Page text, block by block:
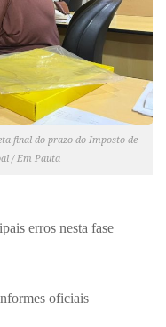
final do prazo do Imposto de
/ Em Pauta
erros nesta fase
oficiais